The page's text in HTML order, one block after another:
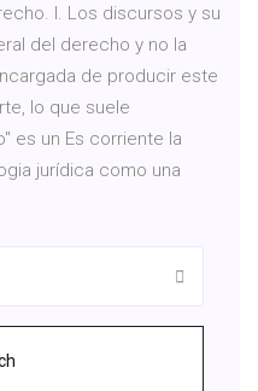
l. Los discursos y su
del derecho y no la
de producir este
lo que suele
es un Es corriente la
jurídica como una